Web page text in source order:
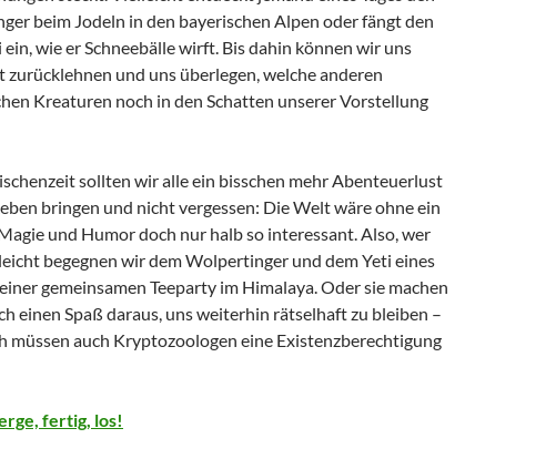
beim Jodeln in den bayerischen Alpen oder fängt den
ein, wie er Schneebälle wirft. Bis dahin können wir uns
zurücklehnen und uns überlegen, welche anderen
Kreaturen noch in den Schatten unserer Vorstellung
sollten wir alle ein bisschen mehr Abenteuerlust
bringen und nicht vergessen: Die Welt wäre ohne ein
und Humor doch nur halb so interessant. Also, wer
begegnen wir dem Wolpertinger und dem Yeti eines
gemeinsamen Teeparty im Himalaya. Oder sie machen
einen Spaß daraus, uns weiterhin rätselhaft zu bleiben –
müssen auch Kryptozoologen eine Existenzberechtigung
fertig, los!